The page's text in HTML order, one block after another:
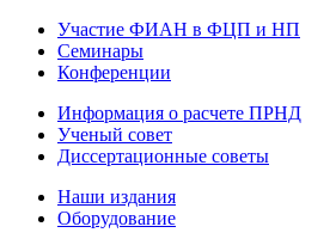
Участие ФИАН в ФЦП и НП
Семинары
Конференции
Информация о расчете ПРНД
Ученый совет
Диссертационные советы
Наши издания
Оборудование